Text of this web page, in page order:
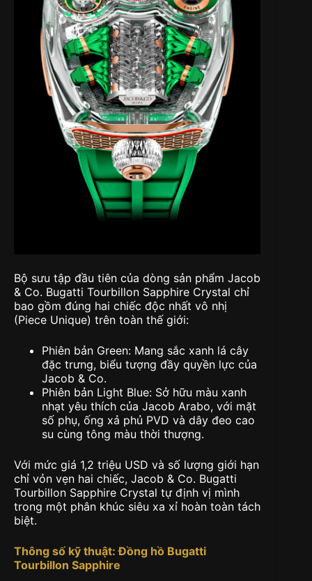
Bộ sưu tập đầu tiên của dòng sản phẩm Jacob
& Co. Bugatti Tourbillon Sapphire Crystal chỉ
bao gồm đúng hai chiếc độc nhất vô nhị
(Piece Unique) trên toàn thế giới:
Phiên bản Green: Mang sắc xanh lá cây
đặc trưng, biểu tượng đầy quyền lực của
Jacob & Co.
Phiên bản Light Blue: Sở hữu màu xanh
nhạt yêu thích của Jacob Arabo, với mặt
số phụ, ống xả phủ PVD và dây đeo cao
su cùng tông màu thời thượng.
Với mức giá 1,2 triệu USD và số lượng giới hạn
chỉ vỏn vẹn hai chiếc, Jacob & Co. Bugatti
Tourbillon Sapphire Crystal tự định vị mình
trong một phân khúc siêu xa xỉ hoàn toàn tách
biệt.
Thông số kỹ thuật: Đồng hồ Bugatti
Tourbillon Sapphire